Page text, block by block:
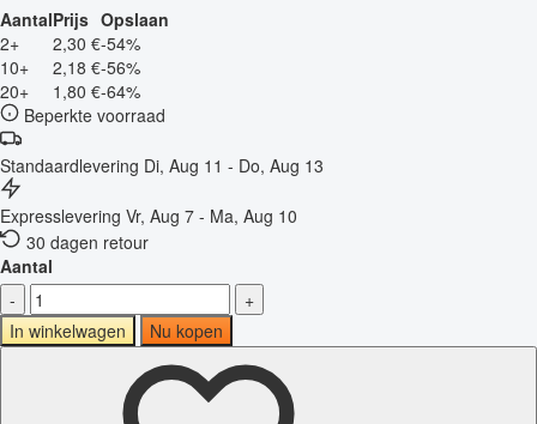
AantalPrijs Opslaan
2+
2,30 €-54%
10+
2,18 €-56%
20+
1,80 €-64%
Beperkte voorraad
Standaardlevering Di, Aug 11 - Do, Aug 13
Expresslevering Vr, Aug 7 - Ma, Aug 10
30 dagen retour
Aantal
-
+
In winkelwagen
Nu kopen